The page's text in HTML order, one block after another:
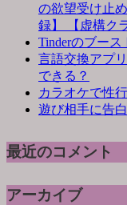
の欲望受け止
録】 【虚構ク
Tinderのブー
言語交換アプ
できる？
カラオケで性
遊び相手に告
最近のコメント
アーカイブ